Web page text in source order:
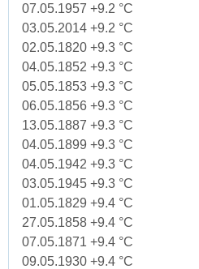
07.05.1957 +9.2 °C
03.05.2014 +9.2 °C
02.05.1820 +9.3 °C
04.05.1852 +9.3 °C
05.05.1853 +9.3 °C
06.05.1856 +9.3 °C
13.05.1887 +9.3 °C
04.05.1899 +9.3 °C
04.05.1942 +9.3 °C
03.05.1945 +9.3 °C
01.05.1829 +9.4 °C
27.05.1858 +9.4 °C
07.05.1871 +9.4 °C
09.05.1930 +9.4 °C